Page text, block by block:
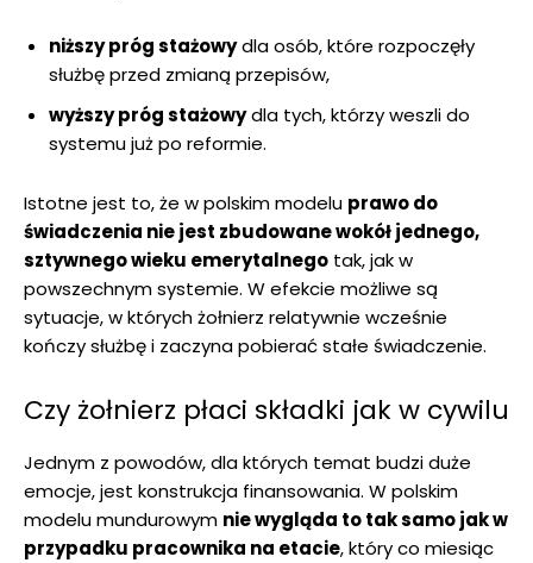
niższy próg stażowydla osób, które rozpoczęły
służbę przed zmianą przepisów,
wyższy próg stażowydla tych, którzy weszli do
systemu już po reformie.
Istotne jest to, że w polskim modelu prawo do
świadczenia nie jest zbudowane wokół jednego,
sztywnego wieku emerytalnego tak, jak w
powszechnym systemie. W efekcie możliwe są
sytuacje, w których żołnierz relatywnie wcześnie
kończy służbę i zaczyna pobierać stałe świadczenie.
Czy żołnierz płaci składki jak w cywilu
Jednym z powodów, dla których temat budzi duże
emocje, jest konstrukcja finansowania. W polskim
modelu mundurowym nie wygląda to tak samo jak w
przypadku pracownika na etacie, który co miesiąc